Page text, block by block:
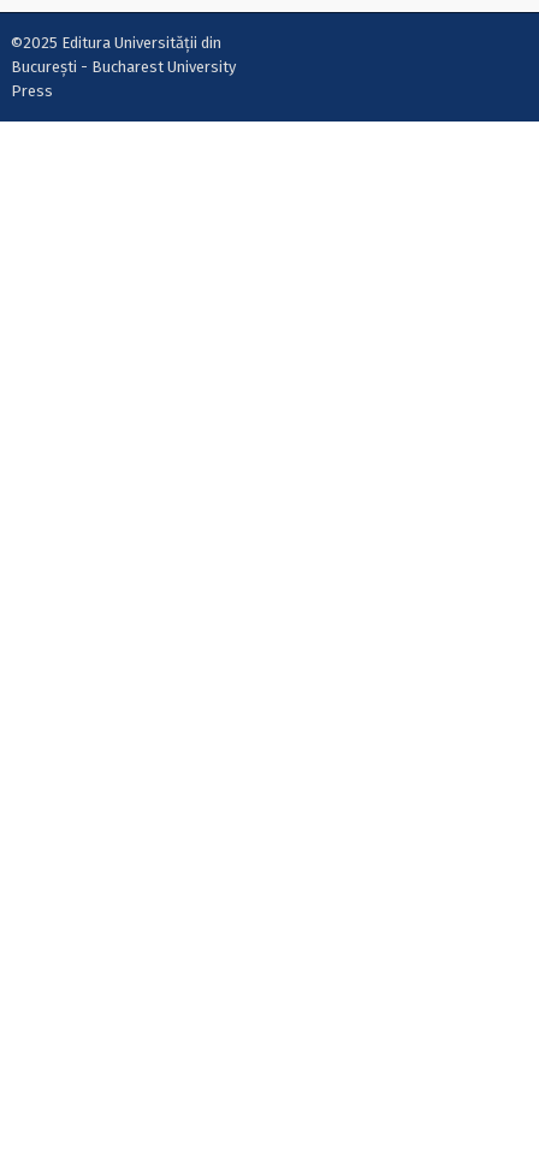
©2025 Editura Universității din
București - Bucharest University
Press